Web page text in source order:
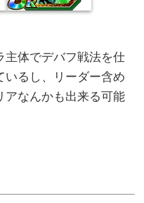
主体でデバフ戦法を仕
いるし、リーダー含め
アなんかも出来る可能